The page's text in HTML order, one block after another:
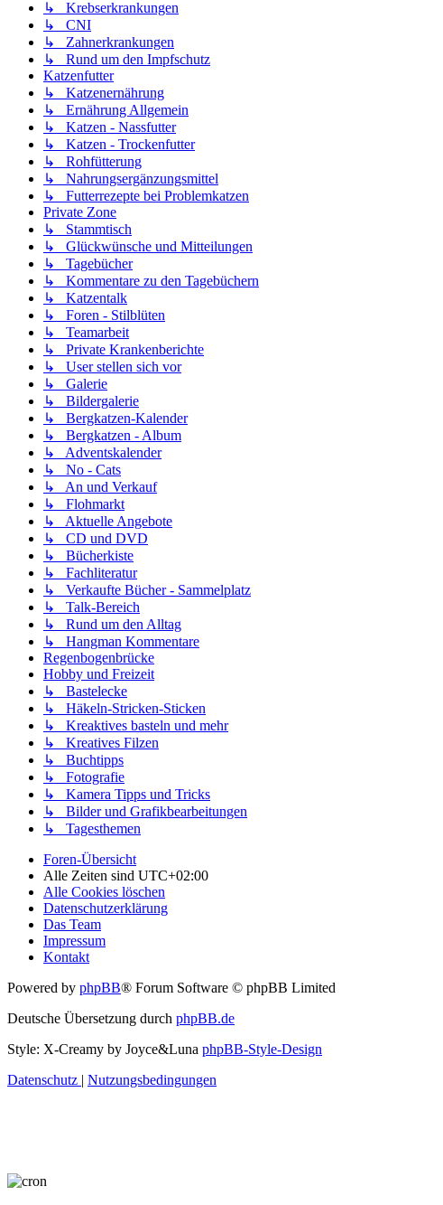
↳ Krebserkrankungen
↳ CNI
↳ Zahnerkrankungen
↳ Rund um den Impfschutz
Katzenfutter
↳ Katzenernährung
↳ Ernährung Allgemein
↳ Katzen - Nassfutter
↳ Katzen - Trockenfutter
↳ Rohfütterung
↳ Nahrungsergänzungsmittel
↳ Futterrezepte bei Problemkatzen
Private Zone
↳ Stammtisch
↳ Glückwünsche und Mitteilungen
↳ Tagebücher
↳ Kommentare zu den Tagebüchern
↳ Katzentalk
↳ Foren - Stilblüten
↳ Teamarbeit
↳ Private Krankenberichte
↳ User stellen sich vor
↳ Galerie
↳ Bildergalerie
↳ Bergkatzen-Kalender
↳ Bergkatzen - Album
↳ Adventskalender
↳ No - Cats
↳ An und Verkauf
↳ Flohmarkt
↳ Aktuelle Angebote
↳ CD und DVD
↳ Bücherkiste
↳ Fachliteratur
↳ Verkaufte Bücher - Sammelplatz
↳ Talk-Bereich
↳ Rund um den Alltag
↳ Hangman Kommentare
Regenbogenbrücke
Hobby und Freizeit
↳ Bastelecke
↳ Häkeln-Stricken-Sticken
↳ Kreaktives basteln und mehr
↳ Kreatives Filzen
↳ Buchtipps
↳ Fotografie
↳ Kamera Tipps und Tricks
↳ Bilder und Grafikbearbeitungen
↳ Tagesthemen
Foren-Übersicht
Alle Zeiten sind UTC+02:00
Alle Cookies löschen
Datenschutzerklärung
Das Team
Impressum
Kontakt
Powered by phpBB® Forum Software © phpBB Limited
Deutsche Übersetzung durch phpBB.de
Style: X-Creamy by Joyce&Luna phpBB-Style-Design
Datenschutz | Nutzungsbedingungen